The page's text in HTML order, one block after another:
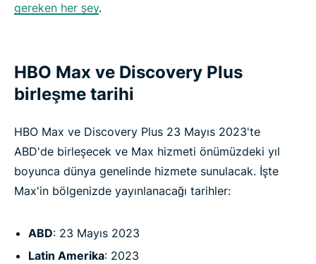
gereken her şey.
HBO Max ve Discovery Plus
birleşme tarihi
HBO Max ve Discovery Plus 23 Mayıs 2023'te
ABD'de birleşecek ve Max hizmeti önümüzdeki yıl
boyunca dünya genelinde hizmete sunulacak. İşte
Max'in bölgenizde yayınlanacağı tarihler:
ABD: 23 Mayıs 2023
Latin Amerika: 2023